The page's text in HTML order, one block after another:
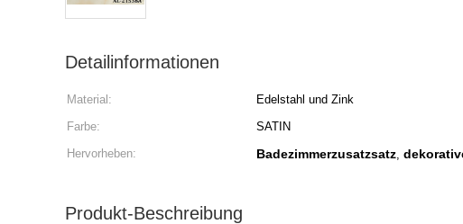
Detailinformationen
Material: Edelstahl und Zink
Farbe:
SATIN
Hervorheben:
Badezimmerzusatzsatz,
Produkt-Beschreibung